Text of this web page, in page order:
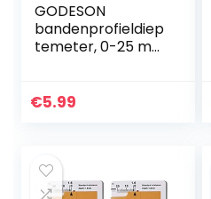
GODESON
bandenprofieldiep
temeter, 0-25 mm
meetinstrument
€5.99